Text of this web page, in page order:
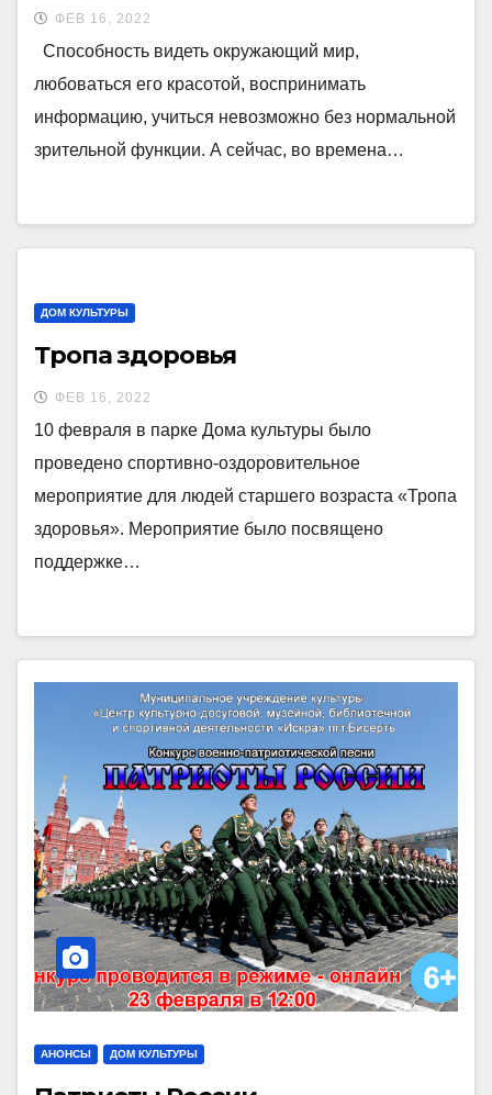
ФЕВ 16, 2022
Способность видеть окружающий мир,
любоваться его красотой, воспринимать
информацию, учиться невозможно без нормальной
зрительной функции. А сейчас, во времена…
ДОМ КУЛЬТУРЫ
Тропа здоровья
ФЕВ 16, 2022
10 февраля в парке Дома культуры было
проведено спортивно-оздоровительное
мероприятие для людей старшего возраста «Тропа
здоровья». Мероприятие было посвящено
поддержке…
АНОНСЫ ДОМ КУЛЬТУРЫ